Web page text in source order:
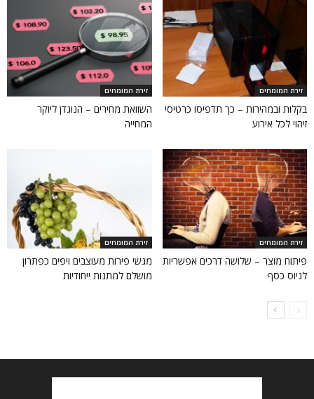
זירת המומחים
בקלות ובמהירות – כך תדפיסו כרטיסי
זיהוי לכל אירוע
זירת המומחים
השוואת מחירים – הנוגדן ליוקר
המחייה
זירת המומחים
פיתוח מוצר – שלושה דרכים אפשריות
לגיוס כסף
זירת המומחים
מגשי פירות מעוצבים ויפים כפתרון
מושלם למתנות ייחודיות